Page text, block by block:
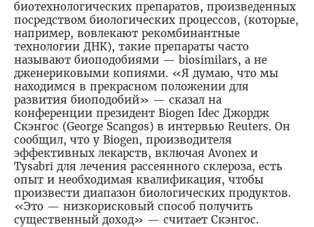
биотехнологических препаратов, произведенных
посредством биологических процессов, (которые,
например, вовлекают рекомбинантные
технологии ДНК), такие препараты часто
называют биоподобиями — biosimilars, а не
дженериковыми копиями. «Я думаю, что мы
находимся в прекрасном положении для
развития биоподобий» — сказал на
конференции президент Biogen Idec Джордж
Скэнгос (George Scangos) в интервью Reuters. Он
сообщил, что у Biogen, производителя
эффективных лекарств, включая Avonex и
Tysabri для лечения рассеянного склероза, есть
опыт и необходимая квалификация, чтобы
произвести диапазон биологических продуктов.
«Это — низкорисковый способ получить
существенный доход» — считает Скэнгос.